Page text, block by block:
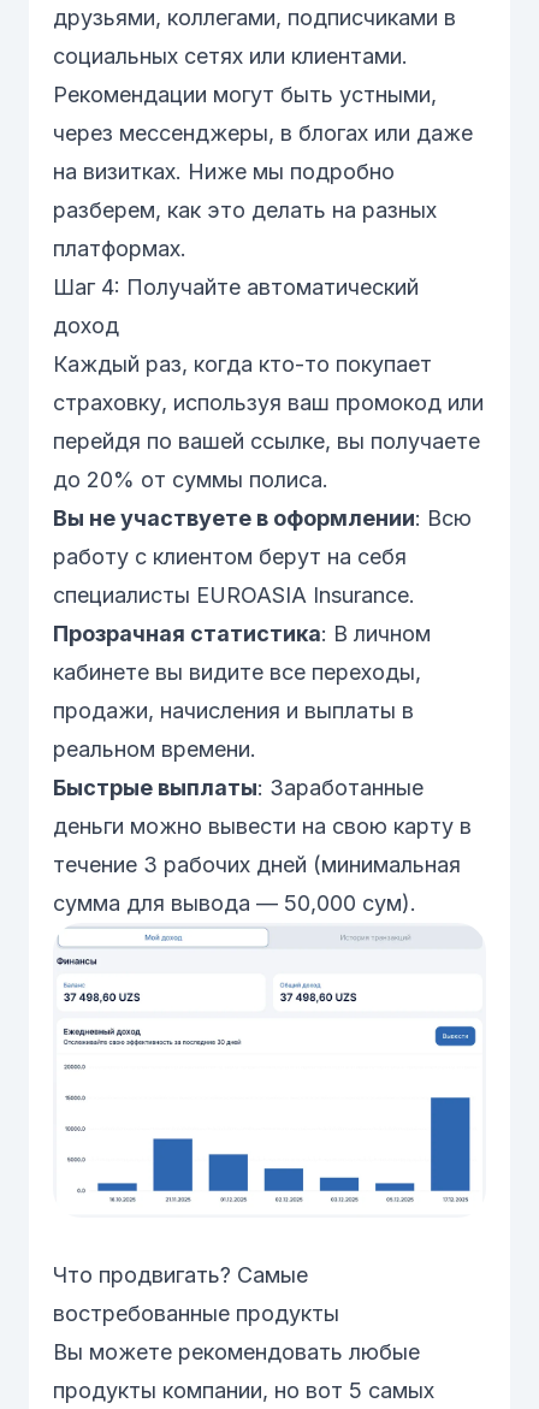
друзьями, коллегами, подписчиками в
социальных сетях или клиентами.
Рекомендации могут быть устными,
через мессенджеры, в блогах или даже
на визитках. Ниже мы подробно
разберем, как это делать на разных
платформах.
Шаг 4: Получайте автоматический
доход
Каждый раз, когда кто-то покупает
страховку, используя ваш промокод или
перейдя по вашей ссылке, вы получаете
до 20% от суммы полиса.
Вы не участвуете в оформлении: Всю
работу с клиентом берут на себя
специалисты EUROASIA Insurance.
Прозрачная статистика: В личном
кабинете вы видите все переходы,
продажи, начисления и выплаты в
реальном времени.
Быстрые выплаты: Заработанные
деньги можно вывести на свою карту в
течение 3 рабочих дней (минимальная
сумма для вывода — 50,000 сум).
Что продвигать? Самые
востребованные продукты
Вы можете рекомендовать любые
продукты компании, но вот 5 самых